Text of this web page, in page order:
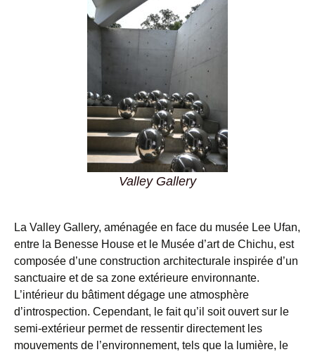
Valley Gallery
La Valley Gallery, aménagée en face du musée Lee Ufan,
entre la Benesse House et le Musée d’art de Chichu, est
composée d’une construction architecturale inspirée d’un
sanctuaire et de sa zone extérieure environnante.
L’intérieur du bâtiment dégage une atmosphère
d’introspection. Cependant, le fait qu’il soit ouvert sur le
semi-extérieur permet de ressentir directement les
mouvements de l’environnement, tels que la lumière, le